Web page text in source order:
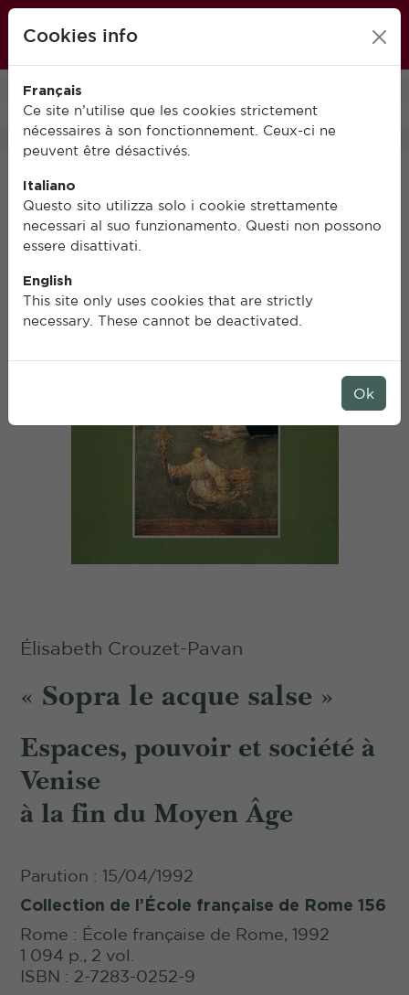
Élisabeth Crouzet-Pavan
« Sopra le acque salse »
Espaces, pouvoir et société à
Venise
à la fin du Moyen Âge
Parution : 15/04/1992
Collection de l’École française de Rome 156
Rome : École française de Rome, 1992
1 094 p., 2 vol.
ISBN : 2-7283-0252-9
Cookies info
Français
Ce site n’utilise que les cookies strictement
nécessaires à son fonctionnement. Ceux-ci ne
peuvent être désactivés.
Italiano
Questo sito utilizza solo i cookie strettamente
necessari al suo funzionamento. Questi non possono
essere disattivati.
English
This site only uses cookies that are strictly
necessary. These cannot be deactivated.
Ok